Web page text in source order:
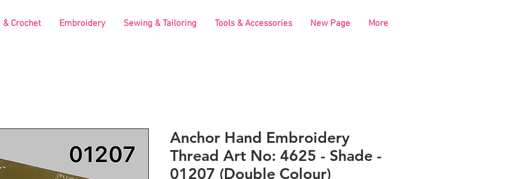
Crochet Embroidery Sewing & Tailoring Tools & Accessories New Page More
Anchor Hand Embroidery
Thread Art No: 4625 - Shade -
01207 (Double Colour)